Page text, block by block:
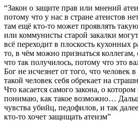
“Закон о защите прав или мнений
потому что у нас в стране атеистов
там ещё кто-то может проявлять
или коммунисты старой закалки
всё переходит в плоскость кухонных
то, в чём можно признаться
что так получилось, потому что это
Бог не исчезнет от того, что человек
такой человек себя обрекает на
Что касается самого закона, о
понимаю, как такое возможно…
чувства убийц, педофилов, и так
кто-то хочет защищать атеизм”